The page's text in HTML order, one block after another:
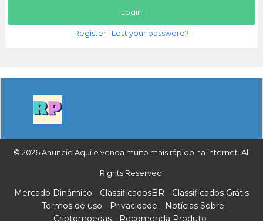
Register Lost your password?
© 2026 Anuncie Aqui e venda muito mais rápido na internet. All
Rights Reserved.
Mercado Dinâmico ClassificadosBR
Classificados Grátis
Termos de uso
Privacidade
Notícias Sobre
Criptomoedas
Recomenda Produto